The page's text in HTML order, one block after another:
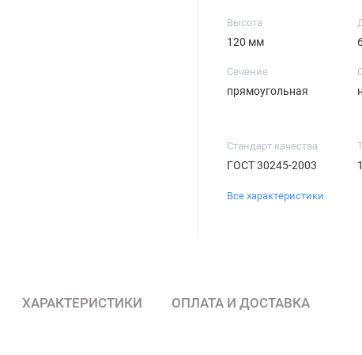
Высота
120 мм
Сечение
прямоугольная
Стандарт качества
ГОСТ 30245-2003
Все характеристики
ХАРАКТЕРИСТИКИ ОПЛАТА И ДОСТАВКА